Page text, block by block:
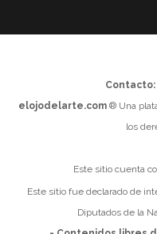
Contacto:
elojodelarte.com® Una
los
Este sitio cuenta
Este sitio fue declarado de
Diputados de la